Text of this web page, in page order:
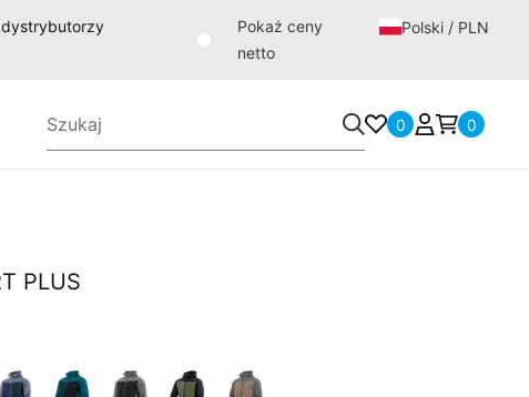
Pokaż ceny
netto
Polski / PLN
0 0
PLUS